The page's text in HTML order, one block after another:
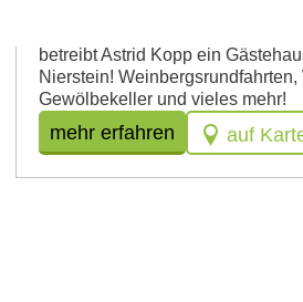
Kopp bewirtschaftet. Das
seit 1999 Mitglied bei Ecovin.
betreibt Astrid Kopp ein
Nierstein!
Gewölbekeller und vieles mehr!
mehr erfahren auf